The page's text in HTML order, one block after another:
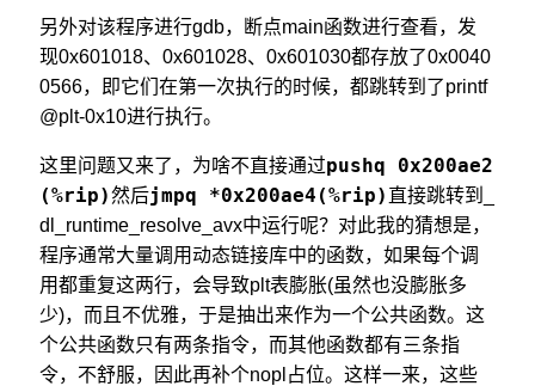
另外对该程序进行gdb，断点main函数进行查看，发
现0x601018、0x601028、0x601030都存放了0x0040
0566，即它们在第一次执行的时候，都跳转到了printf
@plt-0x10进行执行。
这里问题又来了，为啥不直接通过pushq 0x200ae2
(%rip)然后jmpq *0x200ae4(%rip) 直接跳转到_
dl_runtime_resolve_avx中运行呢？对此我的猜想是，
程序通常大量调用动态链接库中的函数，如果每个调
用都重复这两行，会导致plt表膨胀(虽然也没膨胀多
少)，而且不优雅，于是抽出来作为一个公共函数。这
个公共函数只有两条指令，而其他函数都有三条指
令，不舒服，因此再补个nopl占位。这样一来，这些